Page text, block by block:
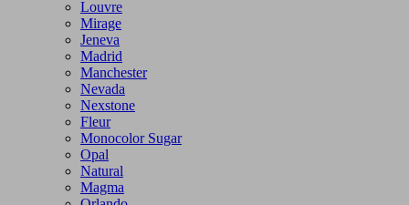
Louvre
Mirage
Jeneva
Madrid
Manchester
Nevada
Nexstone
Fleur
Monocolor Sugar
Opal
Natural
Magma